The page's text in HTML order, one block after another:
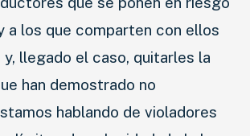
a los que comparten con ellos
y, llegado el caso, quitarles la
han demostrado no
hablando de violadores